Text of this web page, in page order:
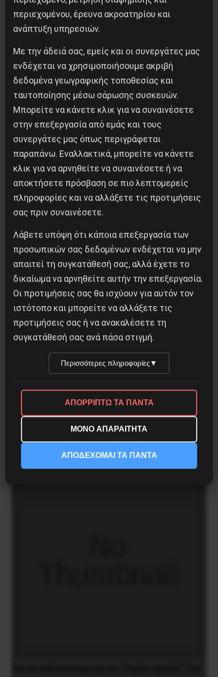
7 Αυγούστου 2026
Iσπανία
5 Αυγούστου 2026
Οδύσσεια του Νόλαν: Μύθος, μνήμη και
ταξική εξουσία
3 Αυγούστου 2026
περιεχομένου, έρευνα ακροατηρίου και
ανάπτυξη υπηρεσιών.
Με την άδειά σας, εμείς και οι συνεργάτες μας
ενδέχεται να χρησιμοποιήσουμε ακριβή
δεδομένα γεωγραφικής τοποθεσίας και
ταυτοποίησης μέσω σάρωσης συσκευών.
Μπορείτε να κάνετε κλικ για να συναινέσετε
στην επεξεργασία από εμάς και τους
συνεργάτες μας όπως περιγράφεται
παραπάνω. Εναλλακτικά, μπορείτε να κάνετε
κλικ για να αρνηθείτε να συναινέσετε ή να
αποκτήσετε πρόσβαση σε πιο λεπτομερείς
πληροφορίες και να αλλάξετε τις προτιμήσεις
σας πριν συναινέσετε.
Λάβετε υπόψη ότι κάποια επεξεργασία των
προσωπικών σας δεδομένων ενδέχεται να μην
απαιτεί τη συγκατάθεσή σας, αλλά έχετε το
δικαίωμα να αρνηθείτε αυτήν την επεξεργασία.
Οι προτιμήσεις σας θα ισχύουν για αυτόν τον
ιστότοπο και μπορείτε να αλλάξετε τις
προτιμήσεις σας ή να ανακαλέσετε τη
συγκατάθεσή σας ανά πάσα στιγμή.
Περισσότερες πληροφορίες▼
ΑΠΟΡΡΙΠΤΩ ΤΑ ΠΑΝΤΑ
ΜΟΝΟ ΑΠΑΡΑΙΤΗΤΑ
ΑΠΟΔΕΧΟΜΑΙ ΤΑ ΠΑΝΤΑ